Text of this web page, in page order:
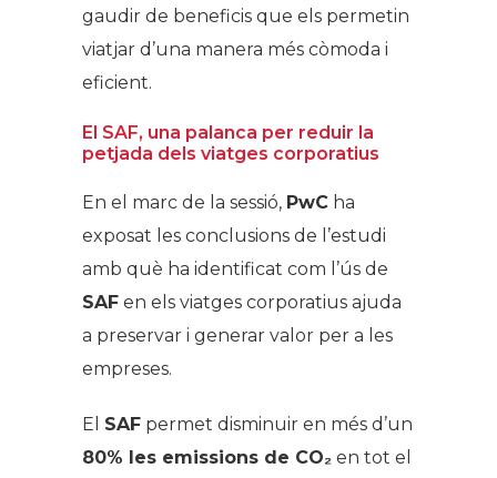
gaudir de beneficis que els permetin
viatjar d’una manera més còmoda i
eficient.
El SAF, una palanca per reduir la
petjada dels viatges corporatius
En el marc de la sessió, PwC ha
exposat les conclusions de l’estudi
amb què ha identificat com l’ús de
SAF en els viatges corporatius ajuda
a preservar i generar valor per a les
empreses.
El SAF permet disminuir en més d’un
80% les emissions de CO₂ en tot el